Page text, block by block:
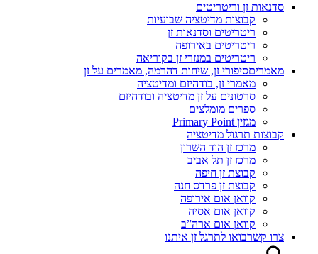
סדנאות זן וריטריטים
קבוצות מדיטציה שבועיות
ריטריטים וסדנאות זן
ריטריטים באירופה
ריטריטים במנזרי זן בקוריאה
מאמריםסיפורי זן, שיחות דהרמה, מאמרים על זן
מאמרי זן, בודהיזם ומדיטציה
סרטונים על זן מדיטציה ובודהיזם
ספרים מומלצים
מגזין Primary Point
קבוצות תרגול מדיטציה
מרכז זן הוד השרון
מרכז זן תל אביב
קבוצת זן חיפה
קבוצת זן פרדס חנה
קוואן אום אירופה
קוואן אום אסיה
קוואן אום ארה”ב
צרו קשרבואו לתרגל זן איתנו